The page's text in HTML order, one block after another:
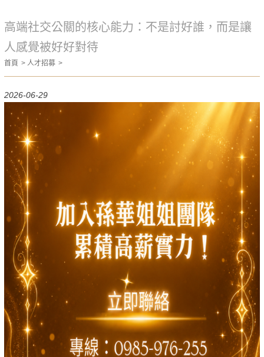
高端社交公關的核心能力：不是討好誰，而是讓
人感覺被好好對待
首頁 人才招募
2026-06-29